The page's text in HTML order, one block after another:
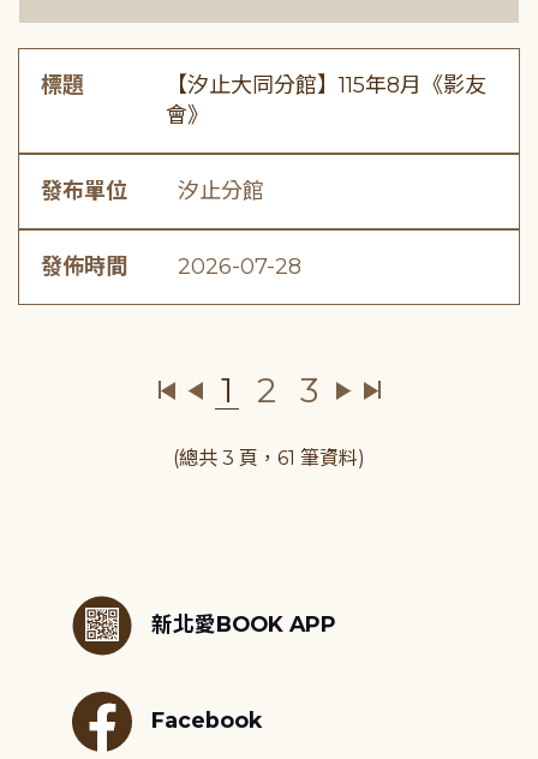
標題
【汐止大同分館】115年8月《影友
會》
發布單位 汐止分館
發佈時間 2026-07-28
1 2 3
(總共 3 頁，61 筆資料)
新北愛BOOK APP
Facebook